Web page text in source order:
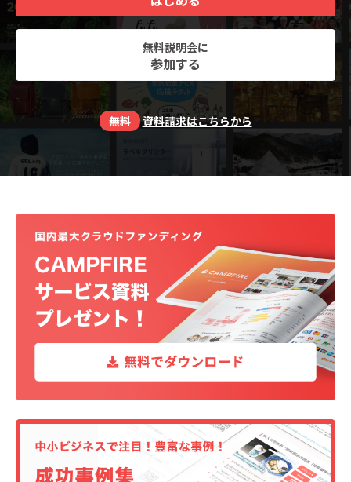
無料説明会に
参加する
無料 資料請求はこちらから